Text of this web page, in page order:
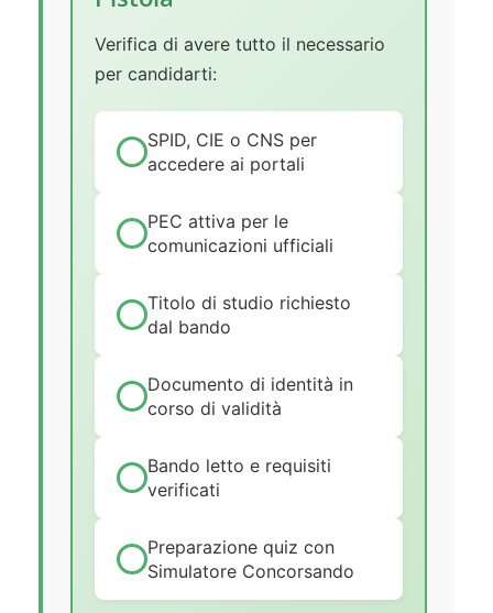
Verifica di avere tutto il necessario
per candidarti:
SPID, CIE o CNS per
accedere ai portali
PEC attiva per le
comunicazioni ufficiali
Titolo di studio richiesto
dal bando
Documento di identità in
corso di validità
Bando letto e requisiti
verificati
Preparazione quiz con
Simulatore Concorsando